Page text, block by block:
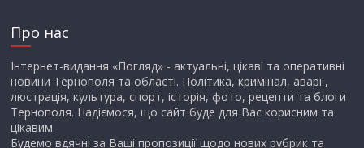
Про нас
Інтернет-видання «Погляд» - актуальні, цікаві та оперативні
новини Тернополя та області. Політика, кримінал, аварії,
люстрація, культура, спорт, історія, фото, рецепти та блоги
Тернополя. Надіємося, що сайт буде для Вас корисним та
цікавим.
Будемо вдячні за Ваші пропозиції щодо нових рубрик та